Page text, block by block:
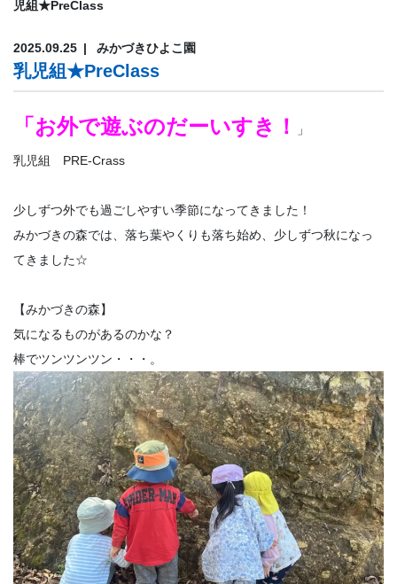
児組★PreClass
2025.09.25 みかづきひよこ園
乳児組★PreClass
「お外で遊ぶのだーいすき！ 」
乳児組 PRE-Crass
少しずつ外でも過ごしやすい季節になってきました！
みかづきの森では、落ち葉やくりも落ち始め、少しずつ秋になっ
てきました☆
【みかづきの森】
気になるものがあるのかな？
棒でツンツンツン・・・。